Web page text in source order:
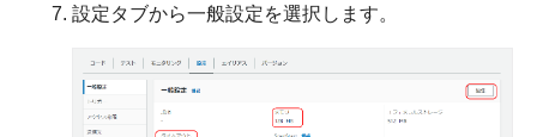
設定タブから一般設定を選択します。